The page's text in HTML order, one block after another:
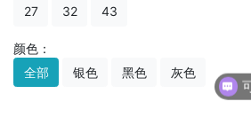
27 32 43
颜色：
全部
银色 黑色 灰色